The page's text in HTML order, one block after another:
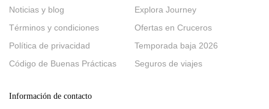
Noticias y blog
Términos y condiciones
Política de privacidad
Código de Buenas Prácticas
Explora Journey
Ofertas en Cruceros
Temporada baja 2026
Seguros de viajes
Información de contacto